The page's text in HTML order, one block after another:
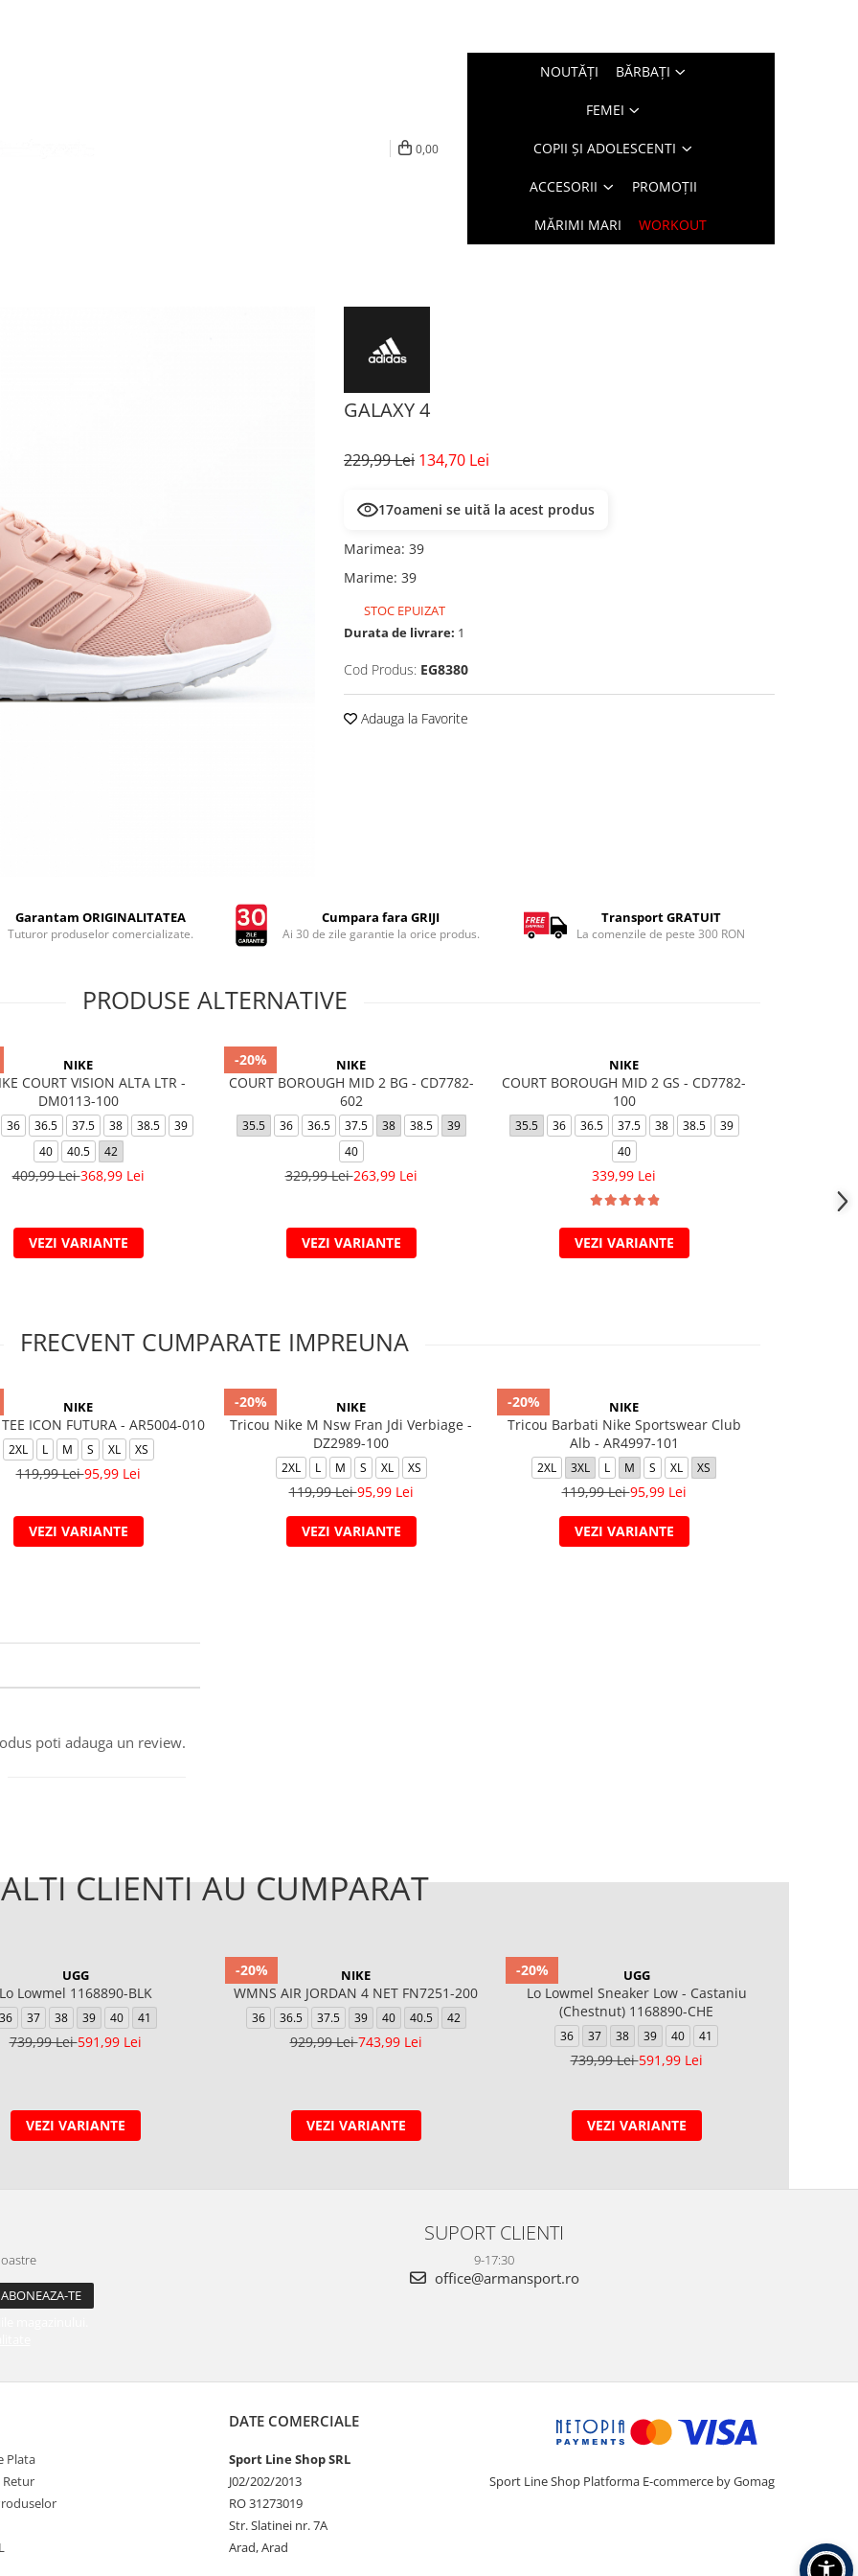
0,00
NOUTĂŢI BĂRBAŢI
FEMEI
COPII ȘI ADOLESCENTI
ACCESORII PROMOȚII
MĂRIMI MARI WORKOUT
GALAXY 4
229,99 Lei 134,70 Lei
19oameni se uită la acest produs
Marimea: 39
Marime: 39
STOC EPUIZAT
Durata de livrare: 1
Cod Produs: EG8380
Adauga la Favorite
Garantam ORIGINALITATEA
Tuturor produselor comercializate.
Cumpara fara GRIJI
Ai 30 de zile garantie la orice produs.
Transport GRATUIT
La comenzile de peste 300 RON
PRODUSE ALTERNATIVE
NIKE
COURT VISION ALTA LTR -
DM0113-100
36 36.5 37.5 38 38.5
39
40
40.5 42
409,99 Lei368,99 Lei
VEZI VARIANTE
-20% NIKE
COURT BOROUGH MID 2 BG - CD7782-
602
35.5 36 36.5 37.5 38 38.5
39
40
329,99 Lei263,99 Lei
VEZI VARIANTE
NIKE
COURT BOROUGH MID 2 GS - CD7782-
100
35.5 36 36.5 37.5 38 38.5
39
40
339,99 Lei
VEZI VARIANTE
FRECVENT CUMPARATE IMPREUNA
NIKE
ICON FUTURA - AR5004-010
2XL L M S XL XS
119,99 Lei95,99 Lei
VEZI VARIANTE
-20% NIKE
Tricou Nike M Nsw Fran Jdi Verbiage -
DZ2989-100
2XL L M S XL XS
119,99 Lei95,99 Lei
VEZI VARIANTE
-20% NIKE
Tricou Barbati Nike Sportswear Club
Alb - AR4997-101
2XL 3XL L M S XL XS
119,99 Lei95,99 Lei
VEZI VARIANTE
poti adauga un review.
ALTI CLIENTI AU CUMPARAT
UGG
Lowmel 1168890-BLK
36 37 38 39 40 41
739,99 Lei591,99 Lei
VEZI VARIANTE
-20% NIKE
WMNS AIR JORDAN 4 NET FN7251-200
36 36.5 37.5 39 40 40.5 42
929,99 Lei743,99 Lei
VEZI VARIANTE
-20% UGG
Lo Lowmel Sneaker Low - Castaniu
(Chestnut) 1168890-CHE
36 37 38 39 40 41
739,99 Lei591,99 Lei
VEZI VARIANTE
SUPORT CLIENTI
9-17:30
office@armansport.ro
Plata
Retur
DATE COMERCIALE
Sport Line Shop SRL
J02/202/2013
RO 31273019
Str. Slatinei nr. 7A
Arad, Arad
Sport Line Shop Platforma E-commerce by Gomag